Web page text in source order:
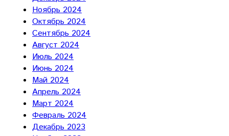
Ноябрь 2024
Октябрь 2024
Сентябрь 2024
Август 2024
Июль 2024
Июнь 2024
Май 2024
Апрель 2024
Март 2024
Февраль 2024
Декабрь 2023